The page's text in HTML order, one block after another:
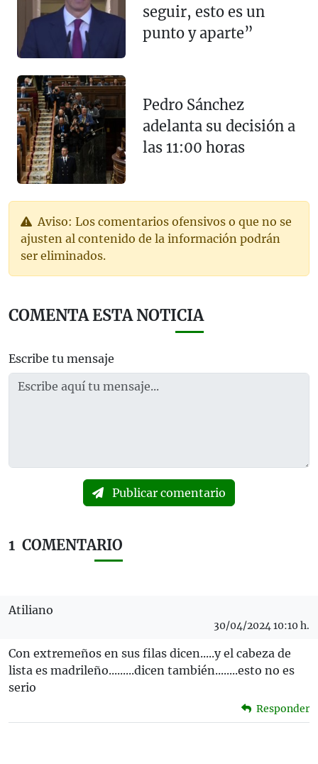
seguir, esto es un
punto y aparte”
Pedro Sánchez
adelanta su decisión a
las 11:00 horas
Aviso: Los comentarios ofensivos o que no se
ajusten al contenido de la información podrán
ser eliminados.
COMENTA ESTA NOTICIA
Escribe tu mensaje
Publicar comentario
1 COMENTARIO
Atiliano
30/04/2024 10:10 h.
Con extremeños en sus filas dicen.....y el cabeza de
lista es madrileño.........dicen también........esto no es
serio
Responder